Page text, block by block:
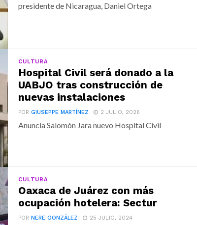
presidente de Nicaragua, Daniel Ortega
CULTURA
Hospital Civil será donado a la
UABJO tras construcción de
nuevas instalaciones
PORGIUSEPPE MARTÍNEZ 2 JULIO, 2026
Anuncia Salomón Jara nuevo Hospital Civil
CULTURA
Oaxaca de Juárez con más
ocupación hotelera: Sectur
PORNERE GONZÁLEZ 25 JULIO, 2024